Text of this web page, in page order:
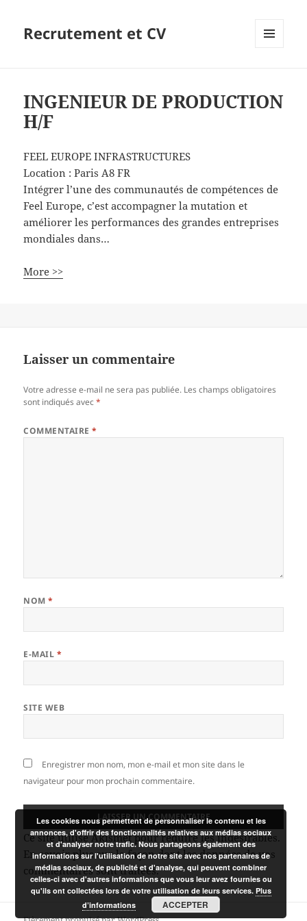
Recrutement et CV
INGENIEUR DE PRODUCTION
H/F
FEEL EUROPE INFRASTRUCTURES
Location :Paris A8 FR
Intégrer l’une des communautés de compétences de
Feel Europe, c’est accompagner la mutation et
améliorer les performances des grandes entreprises
mondiales dans…
More >>
Laisser un commentaire
Votre adresse e-mail ne sera pas publiée. Les champs obligatoires
sont indiqués avec*
COMMENTAIRE*
NOM*
E-MAIL *
SITE WEB
Enregistrer mon nom, mon e-mail et mon site dans le
navigateur pour mon prochain commentaire.
Ce site utilise Akismet pour réduire les indésirables.
En savoir plus sur la façon dont les données de vos
commentaires sont traitées.
Les cookies nous permettent de personnaliser le contenu et les
annonces, d'offrir des fonctionnalités relatives aux médias sociaux
et d'analyser notre trafic. Nous partageons également des
informations sur l'utilisation de notre site avec nos partenaires de
médias sociaux, de publicité et d'analyse, qui peuvent combiner
celles-ci avec d'autres informations que vous leur avez fournies ou
qu'ils ont collectées lors de votre utilisation de leurs services. Plus
d’informations
ACCEPTER